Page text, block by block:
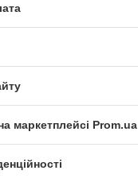
маркетплейсі Prom.ua